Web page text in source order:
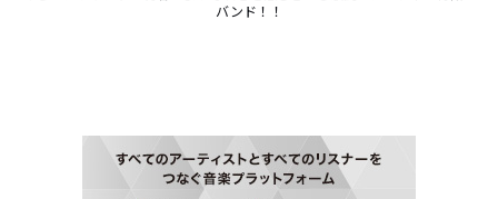
バンド！！